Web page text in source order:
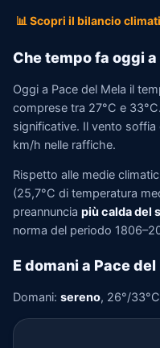
📊 Scopri il bilancio
Che tempo fa oggi
Oggi a Pace del Mela il
comprese tra 27°C e
significative. Il vento
km/h nelle raffiche.
Rispetto alle medie
(25,7°C di temperatura
preannuncia più calda del
norma del periodo
E domani a Pace del
Domani: sereno, 26°/